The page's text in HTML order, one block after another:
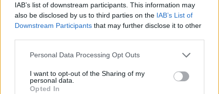
IAB’s list of downstream participants. This information may
also be disclosed by us to third parties on the IAB’s List of
Downstream Participants that may further disclose it to other
Please note that this website/app uses one or more Google
not limited to your visit or usage behaviour. You may click to
grant or deny consent to Google and its third-party tags to
Personal Data Processing Opt Outs
I want to opt-out of the Sharing of my
personal data.
Opted In
újszülöttekre és csecsemőkre veszélyes betegség - mondta a
Házi Gyermekorvosok Országos Egyesületének elnöke az M1
aktuális csatorna kedd reggeli műsorában azzal kapcsolatban,